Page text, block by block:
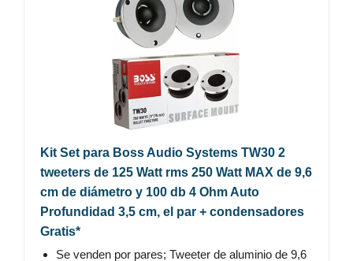
Kit Set para Boss Audio Systems TW30 2
tweeters de 125 Watt rms 250 Watt MAX de 9,6
cm de diámetro y 100 db 4 Ohm Auto
Profundidad 3,5 cm, el par + condensadores
Gratis*
Se venden por pares; Tweeter de aluminio de 9,6